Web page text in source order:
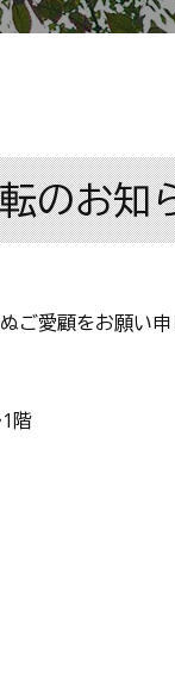
のお知
ご愛顧をお願い申
階